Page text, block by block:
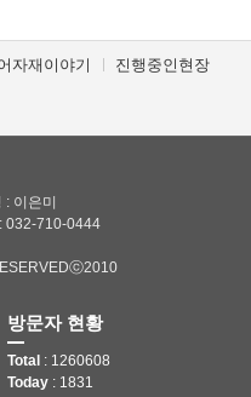
자재이야기 진행중인현장
: 이은미
032-710-0444
방문자 현황
Total : 1260608
Today : 1831